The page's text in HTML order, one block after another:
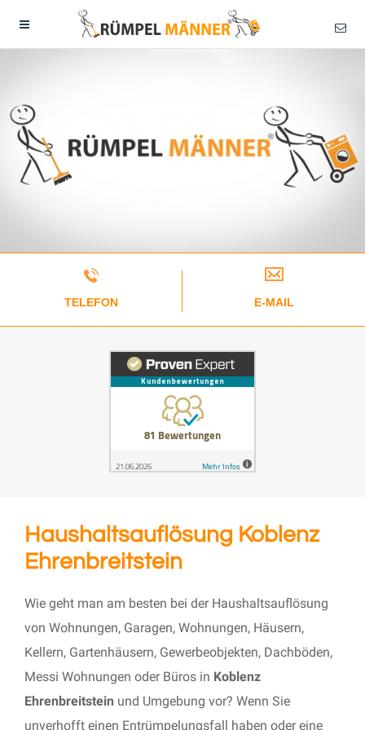
TELEFON E-MAIL
Haushaltsauflösung Koblenz
Ehrenbreitstein
Wie geht man am besten bei der Haushaltsauflösung
von Wohnungen, Garagen, Wohnungen, Häusern,
Kellern, Gartenhäusern, Gewerbeobjekten, Dachböden,
Messi Wohnungen oder Büros in Koblenz
Ehrenbreitstein und Umgebung vor? Wenn Sie
unverhofft einen Entrümpelungsfall haben oder eine